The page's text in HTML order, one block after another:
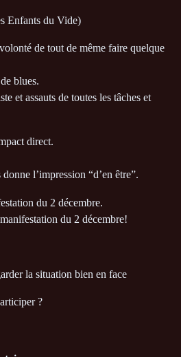
Enfants du Vide)
de tout de même faire quelque
blues.
et assauts de toutes les tâches et
direct.
l’impression “d’en être”.
du 2 décembre.
du 2 décembre!
la situation bien en face
?